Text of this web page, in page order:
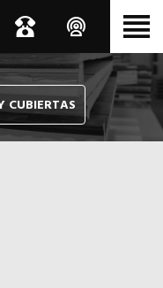
en tiempo récord,
confeccionados A
CUBIERTAS